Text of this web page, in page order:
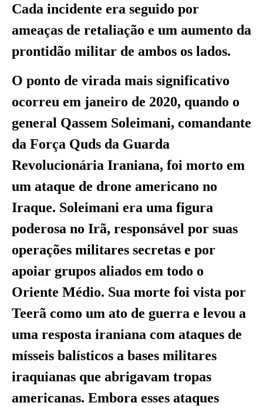
Cada incidente era seguido por
ameaças de retaliação e um aumento da
prontidão militar de ambos os lados.
O ponto de virada mais significativo
ocorreu em janeiro de 2020, quando o
general Qassem Soleimani, comandante
da Força Quds da Guarda
Revolucionária Iraniana, foi morto em
um ataque de drone americano no
Iraque. Soleimani era uma figura
poderosa no Irã, responsável por suas
operações militares secretas e por
apoiar grupos aliados em todo o
Oriente Médio. Sua morte foi vista por
Teerã como um ato de guerra e levou a
uma resposta iraniana com ataques de
mísseis balísticos a bases militares
iraquianas que abrigavam tropas
americanas. Embora esses ataques